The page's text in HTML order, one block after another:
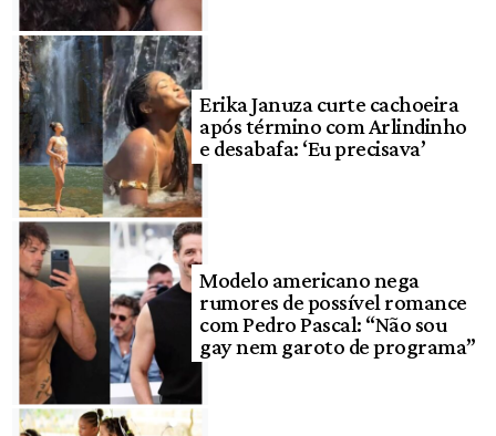
Erika Januza curte cachoeira
após término com Arlindinho
e desabafa: ‘Eu precisava’
Modelo americano nega
rumores de possível romance
com Pedro Pascal: “Não sou
gay nem garoto de programa”